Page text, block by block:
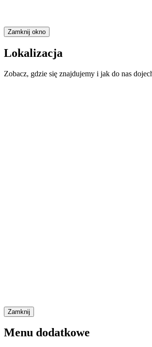
Zamknij okno
Lokalizacja
Zobacz, gdzie się znajdujemy i jak do nas
Zamknij
Menu dodatkowe